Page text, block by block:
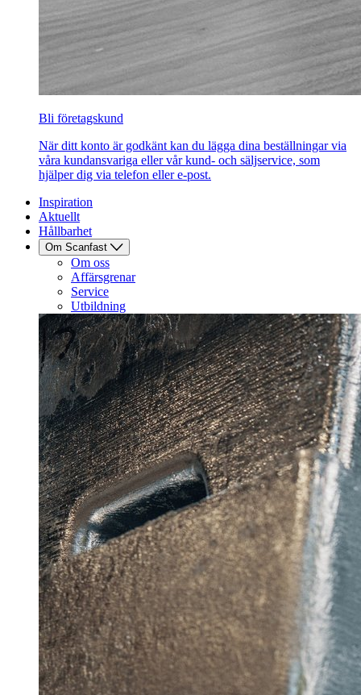
Bli företagskund
När ditt konto är godkänt kan du lägga dina beställningar via
våra kundansvariga eller vår kund- och säljservice, som
hjälper dig via telefon eller e-post.
Inspiration
Aktuellt
Hållbarhet
Om Scanfast
Om oss
Affärsgrenar
Service
Utbildning